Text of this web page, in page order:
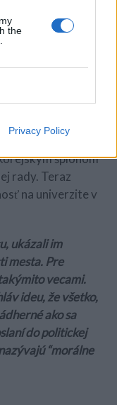
the
Privacy Policy
centrálnej
ktorí sa tam
práv sa pri
špiónom
rady. Teraz
na univerzite v
ukázali im
mesta. Pre
vecami.
ideu, že všetko,
ako sa
do politickej
“morálne